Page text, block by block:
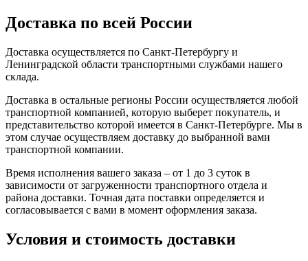
Доставка по всей России
Доставка осуществляется по Санкт-Петербургу и
Ленинградской области транспортными службами нашего
склада.
Доставка в остальные регионы России осуществляется любой
транспортной компанией, которую выберет покупатель, и
представительство которой имеется в Санкт-Петербурге. Мы в
этом случае осуществляем доставку до выбранной вами
транспортной компании.
Время исполнения вашего заказа – от 1 до 3 суток в
зависимости от загруженности транспортного отдела и
района доставки. Точная дата поставки определяется и
согласовывается с вами в момент оформления заказа.
Условия и стоимость доставки